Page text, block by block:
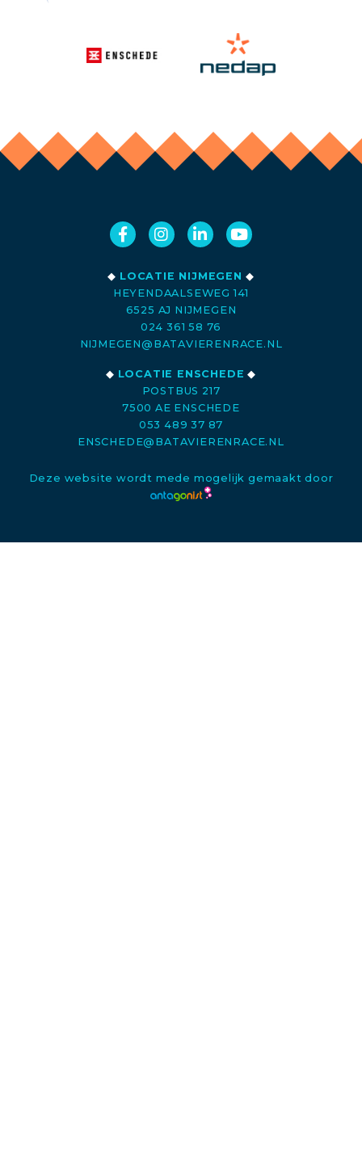
◆ LOCATIE NIJMEGEN ◆
HEYENDAALSEWEG 141
6525 AJ NIJMEGEN
024 361 58 76
NIJMEGEN@BATAVIERENRACE.NL
◆ LOCATIE ENSCHEDE ◆
POSTBUS 217
7500 AE ENSCHEDE
053 489 37 87
ENSCHEDE@BATAVIERENRACE.NL
Deze website wordt mede mogelijk gemaakt door